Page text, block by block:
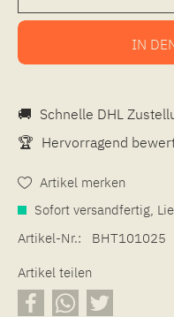
IN
🚚 Schnelle DHL
🏆 Hervorragend
Artikel merken
Sofort versandfertig,
Artikel-Nr.:
BHT101025
Artikel teilen